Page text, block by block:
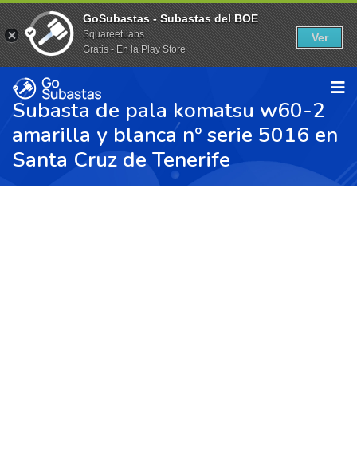
Subasta de pala komatsu w60-2
amarilla y blanca nº serie 5016 en
Santa Cruz de Tenerife
GoSubastas - Subastas del BOE
SquareetLabs
Gratis - En la Play Store
Ver